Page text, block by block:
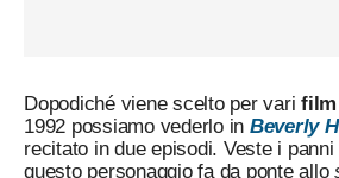
Dopodiché viene scelto per varifilm
1992 possiamo vederlo in Beverly
recitato in due episodi. Veste i panni
questo personaggio fa da ponte allo